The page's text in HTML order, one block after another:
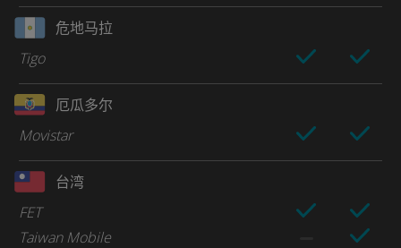
危地马拉
Tigo
厄瓜多尔
Movistar
台湾
FET
Taiwan Mobile